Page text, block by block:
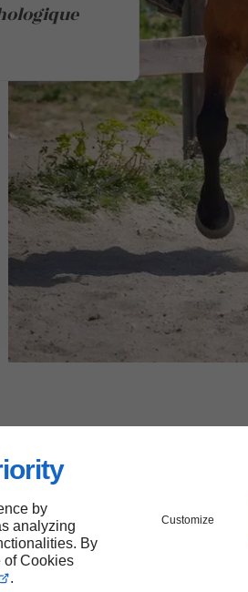
by
analyzing
By
of Cookies
.
Customize
équestre